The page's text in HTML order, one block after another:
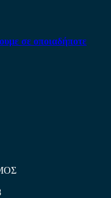
σε οποιαδήποτε